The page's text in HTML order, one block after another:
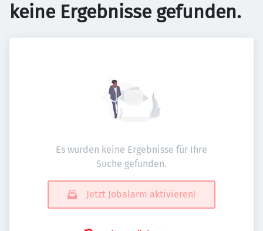
keine Ergebnisse gefunden.
Es wurden keine Ergebnisse für Ihre
Suche gefunden.
Jetzt Jobalarm aktivieren!